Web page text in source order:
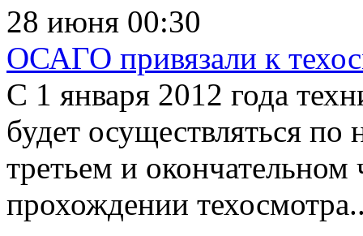
28 июня 00:30
ОСАГО привязали к
С 1 января 2012 года
будет осуществляться
третьем и
прохождении